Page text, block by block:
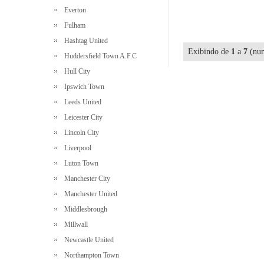
Everton
Fulham
Hashtag United
Huddersfield Town A.F.C
Hull City
Ipswich Town
Leeds United
Leicester City
Lincoln City
Liverpool
Luton Town
Manchester City
Manchester United
Middlesbrough
Millwall
Newcastle United
Northampton Town
Exibindo de 1 a 7